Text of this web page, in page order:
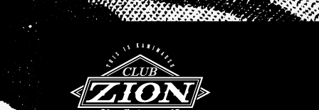
content